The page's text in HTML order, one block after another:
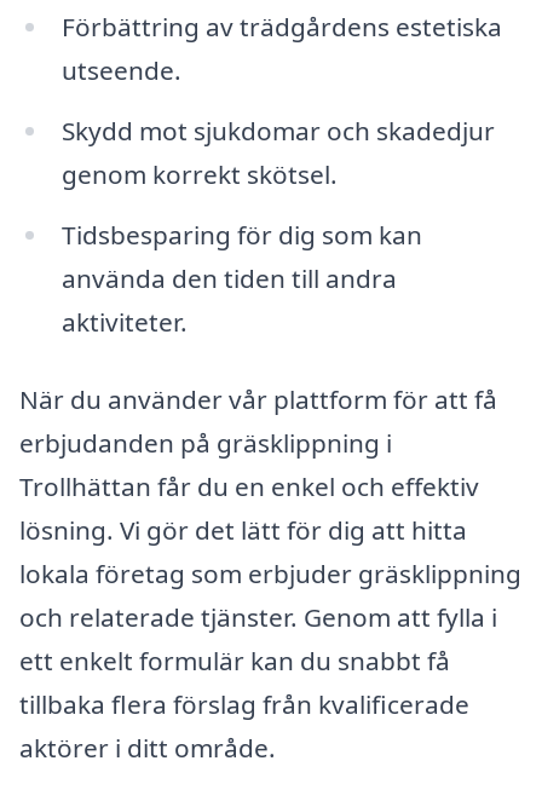
Förbättring av trädgårdens estetiska
utseende.
Skydd mot sjukdomar och skadedjur
genom korrekt skötsel.
Tidsbesparing för dig som kan
använda den tiden till andra
aktiviteter.
När du använder vår plattform för att få
erbjudanden på gräsklippning i
Trollhättan får du en enkel och effektiv
lösning. Vi gör det lätt för dig att hitta
lokala företag som erbjuder gräsklippning
och relaterade tjänster. Genom att fylla i
ett enkelt formulär kan du snabbt få
tillbaka flera förslag från kvalificerade
aktörer i ditt område.